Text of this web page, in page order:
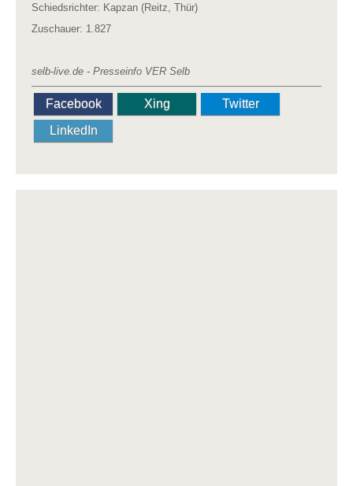
Schiedsrichter: Kapzan (Reitz, Thür)
Zuschauer: 1.827
selb-live.de - Presseinfo VER Selb
Facebook Xing
Twitter
LinkedIn